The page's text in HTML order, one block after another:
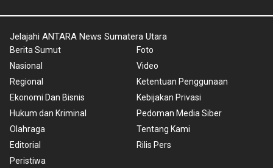
Jelajahi ANTARA News Sumatera Utara
Berita Sumut
Nasional
Regional
Ekonomi Dan Bisnis
Hukum dan Kriminal
Olahraga
Editorial
Peristiwa
Foto
Video
Ketentuan Penggunaan
Kebijakan Privasi
Pedoman Media Siber
Tentang Kami
Rilis Pers